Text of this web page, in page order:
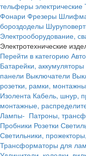
тельферы электрические
Фонари Фрезеры
бороздоделы
Электрооборудование,
Электротехнические
Перейти в категорию
Батарейки, аккумуляторы
панели Выключатели
розетки, рамки,
Изолента Кабель, шнур,
монтажные,
Лампы- Патроны,
Пробники Розетки
Светильники,
Трансформаторы для